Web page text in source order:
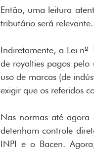
Então, uma leitura
tributário será relevante.
Indiretamente, a Lei
de royalties pagos pelo
uso de marcas (de
exigir que os referidos
Nas normas até agora
detenham controle
INPI e o Bacen.